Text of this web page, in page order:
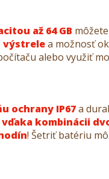
až 64 GB môžete
výstrelea možnosť
alebo využiť
ochrany IP67a
vďaka kombinácii
! Šetriť batériu